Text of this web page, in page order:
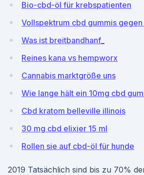
Bio-cbd-öl für krebspatienten
Vollspektrum cbd gummis
Was ist breitbandhanf_
Reines kana vs hempworx
Cannabis marktgröße uns
Wie lange hält ein 10mg cbd
Cbd kratom belleville illinois
30 mg cbd elixier 15 ml
Rollen sie auf cbd-öl für hunde
2019 Tatsächlich sind bis zu 70%